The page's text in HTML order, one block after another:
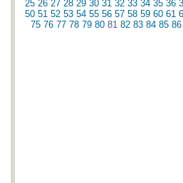
25 26 27 28 29 30 31 32 33 34 35 36
50 51 52 53 54 55 56 57 58 59 60 61
75 76 77 78 79 80 81 82 83 84 85 86